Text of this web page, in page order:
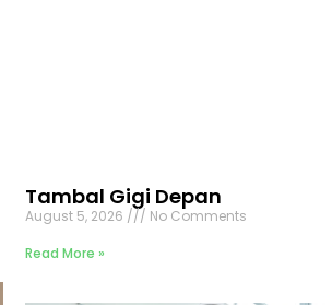
Tambal Gigi Depan
August 5, 2026
No Comments
Read More »